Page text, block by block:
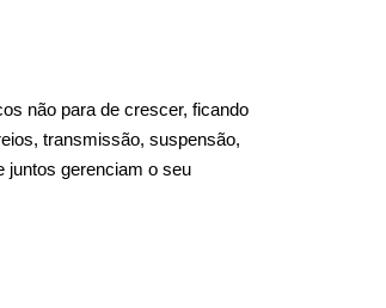
não para de crescer, ficando
transmissão, suspensão,
juntos gerenciam o seu